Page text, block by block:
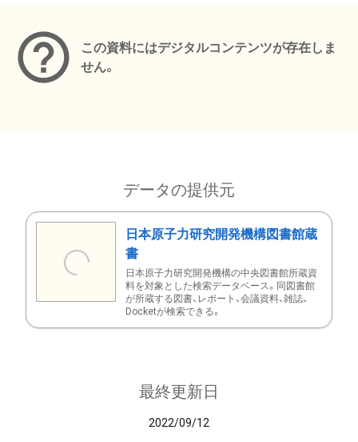
この資料にはデジタルコンテンツが存在しま
せん。
データの提供元
日本原子力研究開発機構図書館蔵
書
日本原子力研究開発機構の中央図書館所蔵資
料を対象とした検索データベース。同図書館
が所蔵する図書、レポート、会議資料、雑誌、
Docketが検索できる。
最終更新日
2022/09/12